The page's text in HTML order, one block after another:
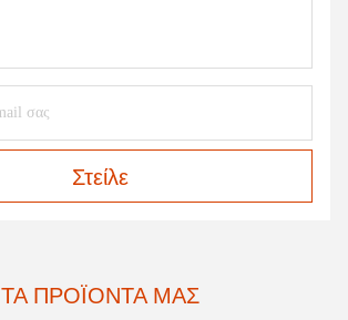
Στείλε
ΤΑ ΠΡΟΪΌΝΤΑ ΜΑΣ